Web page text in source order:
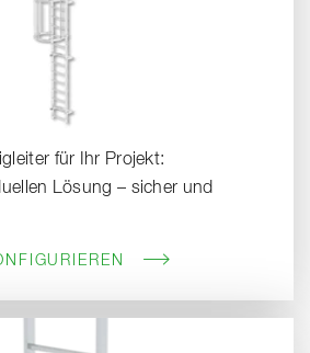
für Ihr Projekt:
Lösung – sicher und